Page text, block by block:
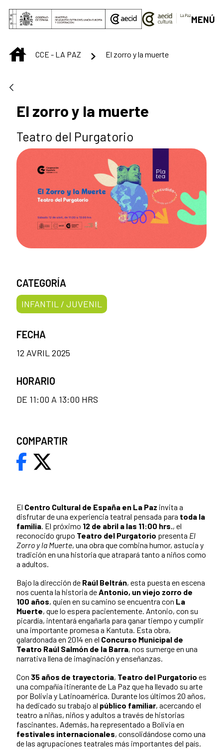
Saut au contenu principal
MENÚ
INICIOCCE - LA PAZ El zorro y la muerte
El zorro y la muerte
Teatro del Purgatorio
El Centro Cultural de España en La Paz invita a
disfrutar de una experiencia teatral pensada para toda la
familia. El próximo 12 de abril a las 11:00 hrs., el
reconocido grupo Teatro del Purgatorio presenta El
Zorro y la Muerte, una obra que combina humor, astucia y
tradición en una historia que atrapará tanto a niños como
a adultos.
Bajo la dirección de Raúl Beltrán, esta puesta en escena
nos cuenta la historia deAntonio, un viejo zorro de
100 años, quien en su camino se encuentra con La
Muerte, que lo espera pacientemente. Antonio, con su
picardía, intentará engañarla para ganar tiempo y cumplir
una importante promesa a Kantuta. Esta obra,
galardonada en 2014 en el Concurso Municipal de
Teatro Raúl Salmón de la Barra, nos sumerge en una
narrativa llena de imaginación y enseñanzas.
Con 35 años de trayectoria, Teatro del Purgatorio es
una compañía itinerante de La Paz que ha llevado su arte
por Bolivia y Latinoamérica. Durante los últimos 20 años,
ha dedicado su trabajo al público familiar, acercando el
teatro a niñas, niños y adultos a través de historias
fascinantes. Además, ha representado a Bolivia en
festivales internacionales, consolidándose como una
de las agrupaciones teatrales más importantes del país.
CATEGORÍA
INFANTIL / JUVENIL
FECHA
12 AVRIL 2025
HORARIO
DE 11:00 A 13:00 HRS
COMPARTIR